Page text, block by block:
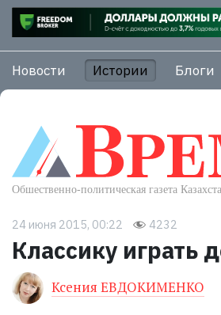
Новости Истории Блоги
24 июня 2015, 00:22 4232
Классику играть
Ксения ЕВДОКИМЕНКО